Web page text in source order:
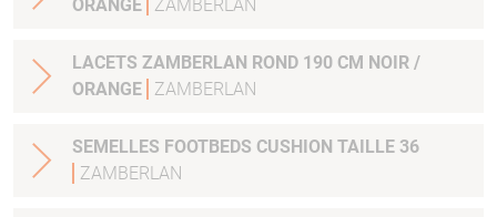
ORANGE ZAMBERLAN
LACETS ZAMBERLAN ROND 190 CM NOIR /
ORANGE
ZAMBERLAN
SEMELLES FOOTBEDS CUSHION TAILLE 36
ZAMBERLAN